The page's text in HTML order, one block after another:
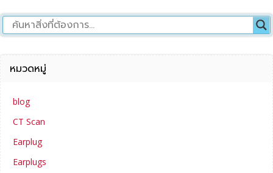
หมวดหมู่
blog
CT Scan
Earplug
Earplugs